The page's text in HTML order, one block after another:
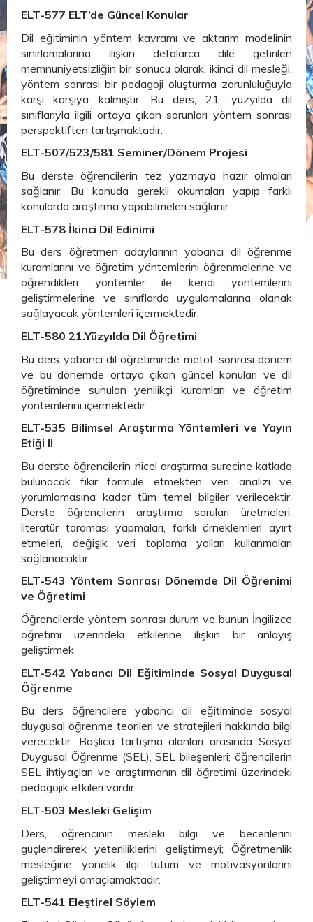
ELT-577 ELT’de Güncel Konular
Dil eğitiminin yöntem kavramı ve aktarım modelinin
sınırlamalarına ilişkin defalarca dile getirilen
memnuniyetsizliğin bir sonucu olarak, ikinci dil mesleği,
yöntem sonrası bir pedagoji oluşturma zorunluluğuyla
karşı karşıya kalmıştır. Bu ders, 21. yüzyılda dil
sınıflarıyla ilgili ortaya çıkan sorunları yöntem sonrası
perspektiften tartışmaktadır.
ELT-507/523/581 Seminer/Dönem Projesi
Bu derste öğrencilerin tez yazmaya hazır olmaları
sağlanır. Bu konuda gerekli okumaları yapıp farklı
konularda araştırma yapabilmeleri sağlanır.
ELT-578 İkinci Dil Edinimi
Bu ders öğretmen adaylarının yabancı dil öğrenme
kuramlarını ve öğretim yöntemlerini öğrenmelerine ve
öğrendikleri yöntemler ile kendi yöntemlerini
geliştirmelerine ve sınıflarda uygulamalarına olanak
sağlayacak yöntemleri içermektedir.
ELT-580 21.Yüzyılda Dil Öğretimi
Bu ders yabancı dil öğretiminde metot-sonrası dönem
ve bu dönemde ortaya çıkan güncel konuları ve dil
öğretiminde sunulan yenilikçi kuramları ve öğretim
yöntemlerini içermektedir.
ELT-535 Bilimsel Araştırma Yöntemleri ve Yayın
Etiği II
Bu derste öğrencilerin nicel araştırma surecine katkıda
bulunacak fikir formüle etmekten veri analizi ve
yorumlamasına kadar tüm temel bilgiler verilecektir.
Derste öğrencilerin araştırma soruları üretmeleri,
literatür taraması yapmaları, farklı örneklemleri ayırt
etmeleri, değişik veri toplama yolları kullanmaları
sağlanacaktır.
ELT-543 Yöntem Sonrası Dönemde Dil Öğrenimi
ve Öğretimi
Öğrencilerde yöntem sonrası durum ve bunun İngilizce
öğretimi üzerindeki etkilerine ilişkin bir anlayış
geliştirmek
ELT-542 Yabancı Dil Eğitiminde Sosyal Duygusal
Öğrenme
Bu ders öğrencilere yabancı dil eğitiminde sosyal
duygusal öğrenme teorileri ve stratejileri hakkında bilgi
verecektir. Başlıca tartışma alanları arasında Sosyal
Duygusal Öğrenme (SEL), SEL bileşenleri; öğrencilerin
SEL ihtiyaçları ve araştırmanın dil öğretimi üzerindeki
pedagojik etkileri vardır.
ELT-503 Mesleki Gelişim
Ders, öğrencinin mesleki bilgi ve becerilerini
güçlendirerek yeterliliklerini geliştirmeyi; Öğretmenlik
mesleğine yönelik ilgi, tutum ve motivasyonlarını
geliştirmeyi amaçlamaktadır.
ELT-541 Eleştirel Söylem